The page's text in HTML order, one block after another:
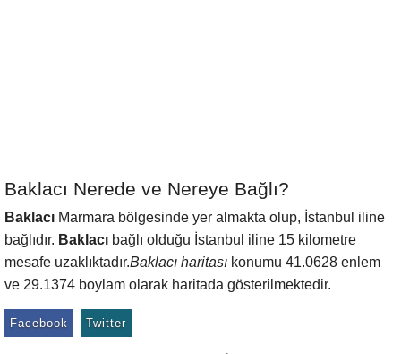
Baklacı Nerede ve Nereye Bağlı?
Baklacı Marmara bölgesinde yer almakta olup, İstanbul iline
bağlıdır. Baklacı bağlı olduğu İstanbul iline 15 kilometre
mesafe uzaklıktadır.Baklacı haritası konumu 41.0628 enlem
ve 29.1374 boylam olarak haritada gösterilmektedir.
Facebook Twitter